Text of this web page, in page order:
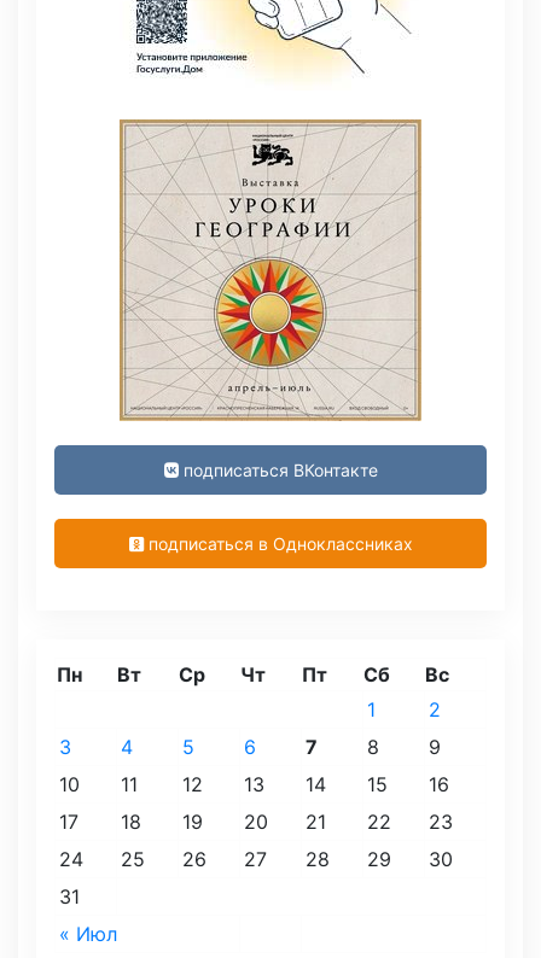
подписаться ВКонтакте
подписаться в Одноклассниках
Пн Вт Ср Чт Пт Сб Вс
« Июл
1
2
3
4 5 6 7 8
9
10
11 12 13 14 15
16
17
18 19 20 21 22
23
24
25 26 27 28 29
30
31